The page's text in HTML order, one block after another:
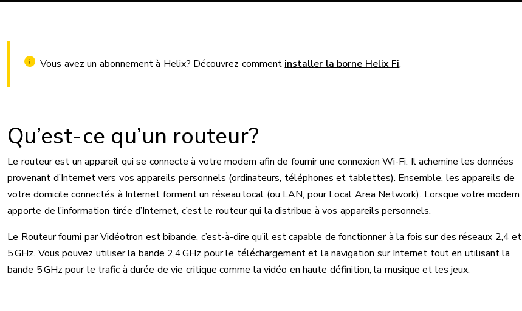
Vous avez un abonnement à Helix? Découvrez comment installer la borne Helix Fi.
Qu’est-ce qu’un routeur?
Le routeur est un appareil qui se connecte à votre modem afin de fournir une connexion Wi-Fi. Il achemine les données
provenant d’Internet vers vos appareils personnels (ordinateurs, téléphones et tablettes). Ensemble, les appareils de
votre domicile connectés à Internet forment un réseau local (ou LAN, pour Local Area Network). Lorsque votre modem
apporte de l’information tirée d’Internet, c’est le routeur qui la distribue à vos appareils personnels.
Le Routeur fourni par Vidéotron est bibande, c’est-à-dire qu’il est capable de fonctionner à la fois sur des réseaux 2,4 et
5 GHz. Vous pouvez utiliser la bande 2,4 GHz pour le téléchargement et la navigation sur Internet tout en utilisant la
bande 5 GHz pour le trafic à durée de vie critique comme la vidéo en haute définition, la musique et les jeux.